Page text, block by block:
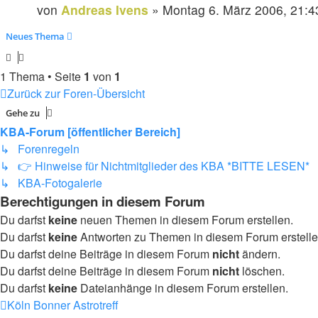
von Andreas Ivens » Montag 6. März 2006,
Neues Thema
1 Thema • Seite 1 von 1
Zurück zur Foren-Übersicht
Gehe zu
KBA-Forum [öffentlicher Bereich]
↳ Forenregeln
↳ 👉 Hinweise für Nichtmitglieder des KBA *BITTE LESEN*
↳ KBA-Fotogalerie
Berechtigungen in diesem Forum
Du darfst keine neuen Themen in diesem Forum erstellen.
Du darfst keineAntworten zu Themen in diesem Forum
Du darfst deine Beiträge in diesem Forum nichtändern.
Du darfst deine Beiträge in diesem Forum nicht löschen.
Du darfst keine Dateianhänge in diesem Forum erstellen.
Köln Bonner Astrotreff